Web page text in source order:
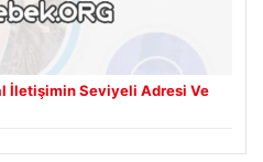
İletişimin Seviyeli Adresi Ve